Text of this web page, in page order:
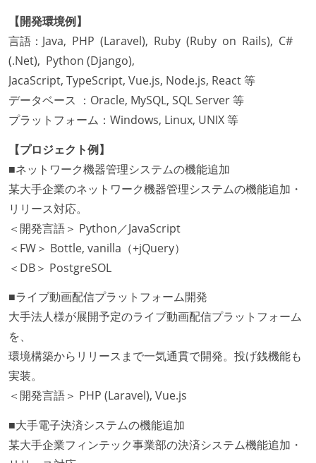
【開発環境例】
言語：Java, PHP (Laravel), Ruby (Ruby on Rails), C#
(.Net), Python (Django),
JacaScript, TypeScript, Vue.js, Node.js, React 等
データベース ：Oracle, MySQL, SQL Server 等
プラットフォーム：Windows, Linux, UNIX 等
【プロジェクト例】
■ネットワーク機器管理システムの機能追加
某大手企業のネットワーク機器管理システムの機能追加・
リリース対応。
＜開発言語＞ Python／JavaScript
＜FW＞ Bottle, vanilla（+jQuery）
＜DB＞ PostgreSOL
■ライブ動画配信プラットフォーム開発
大手法人様が展開予定のライブ動画配信プラットフォーム
を、
環境構築からリリースまで一気通貫で開発。投げ銭機能も
実装。
＜開発言語＞ PHP (Laravel), Vue.js
■大手電子決済システムの機能追加
某大手企業フィンテック事業部の決済システム機能追加・